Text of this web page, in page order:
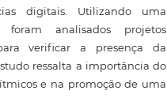
digitais. Utilizando uma
analisados projetos
verificar a presença da
ressalta a importância do
e na promoção de uma